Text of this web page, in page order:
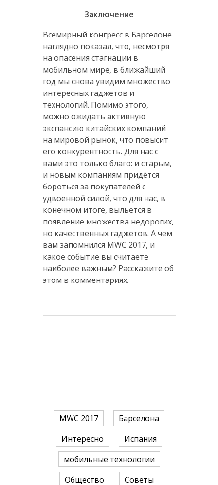
Заключение
Всемирный конгресс в Барселоне
наглядно показал, что, несмотря
на опасения стагнации в
мобильном мире, в ближайший
год мы снова увидим множество
интересных гаджетов и
технологий. Помимо этого,
можно ожидать активную
экспансию китайских компаний
на мировой рынок, что повысит
его конкурентность. Для нас с
вами это только благо: и старым,
и новым компаниям придётся
бороться за покупателей с
удвоенной силой, что для нас, в
конечном итоге, выльется в
появление множества недорогих,
но качественных гаджетов. А чем
вам запомнился MWC 2017, и
какое событие вы считаете
наиболее важным? Расскажите об
этом в комментариях.
MWC 2017
Барселона
Интересно
Испания
мобильные технологии
Общество
Советы